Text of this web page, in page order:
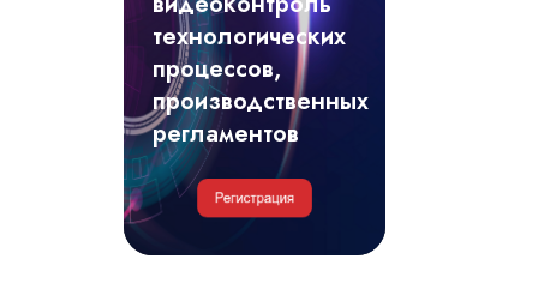
регламентов
технологических
процессов,
производственных
регламентов